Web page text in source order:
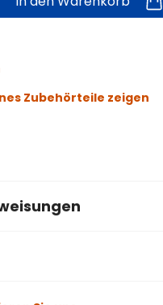
Zubehörteile zeigen